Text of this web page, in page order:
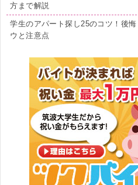
方まで解説
学生のアパート探し25のコツ！後
ウと注意点